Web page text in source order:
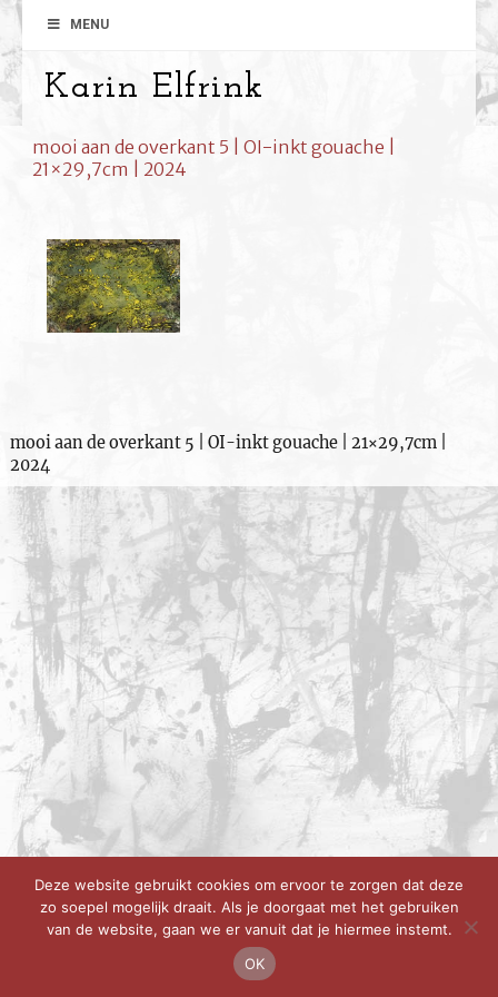
MENU
Karin Elfrink
mooi aan de overkant 5 | OI-inkt gouache |
21×29,7cm | 2024
mooi aan de overkant 5 | OI-inkt gouache | 21×29,7cm |
2024
Deze website gebruikt cookies om ervoor te zorgen dat deze
zo soepel mogelijk draait. Als je doorgaat met het gebruiken
van de website, gaan we er vanuit dat je hiermee instemt.
OK